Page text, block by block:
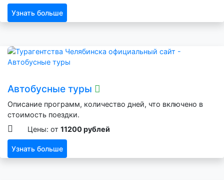
Узнать больше
Автобусные туры
Описание программ, количество дней, что включено в
стоимость поездки.
Цены: от 11200 рублей
Узнать больше